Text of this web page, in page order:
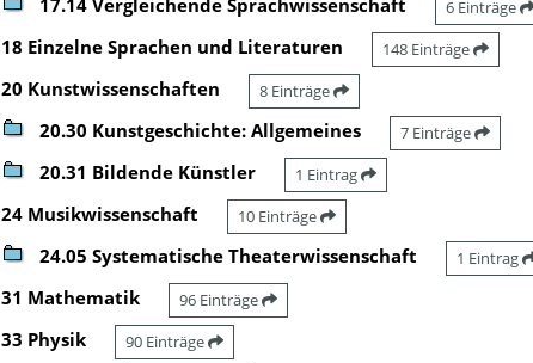
17.14 Vergleichende Sprachwissenschaft 6 Einträge
18 Einzelne Sprachen und Literaturen 148 Einträge
20 Kunstwissenschaften 8 Einträge
20.30 Kunstgeschichte: Allgemeines 7 Einträge
20.31 Bildende Künstler 1 Eintrag
24 Musikwissenschaft 10 Einträge
24.05 Systematische Theaterwissenschaft 1 Eintrag
31 Mathematik 96 Einträge
33 Physik 90 Einträge